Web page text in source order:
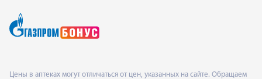
Цены в аптеках могут отличаться от цен, указанных на сайте. Обращаем